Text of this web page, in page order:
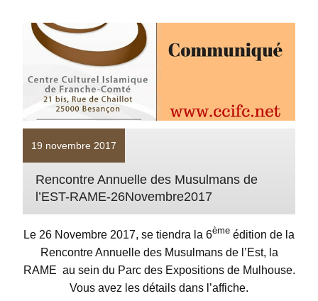
19 novembre 2017
Rencontre Annuelle des Musulmans de
l’EST-RAME-26Novembre2017
Le 26 Novembre 2017, se tiendra la 6ème édition de la
Rencontre Annuelle des Musulmans de l’Est, la
RAME au sein du Parc des Expositions de Mulhouse.
Vous avez les détails dans l’affiche.